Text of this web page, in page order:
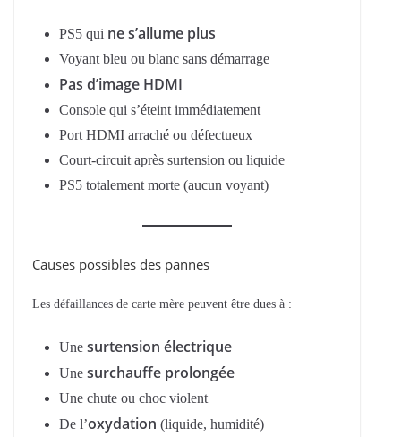
PS5 qui ne s’allume plus
Voyant bleu ou blanc sans démarrage
Pas d’image HDMI
Console qui s’éteint immédiatement
Port HDMI arraché ou défectueux
Court-circuit après surtension ou liquide
PS5 totalement morte (aucun voyant)
Causes possibles des pannes
Les défaillances de carte mère peuvent être dues à :
Une surtension électrique
Une surchauffe prolongée
Une chute ou choc violent
De l’oxydation (liquide, humidité)